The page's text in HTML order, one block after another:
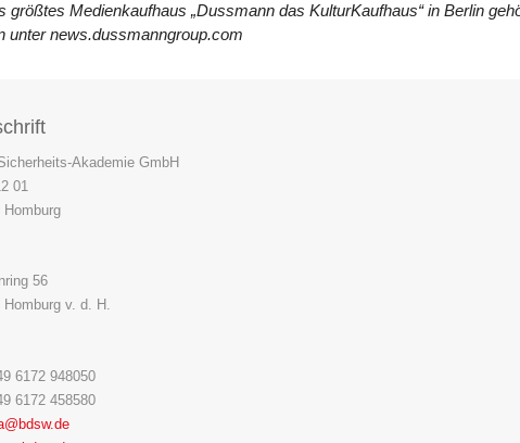
größtes Medienkaufhaus „Dussmann das KulturKaufhaus“ in Berlin
unter news.dussmanngroup.com
Akademie GmbH
01
Homburg
56
Homburg v. d. H.
6172 948050
6172 458580